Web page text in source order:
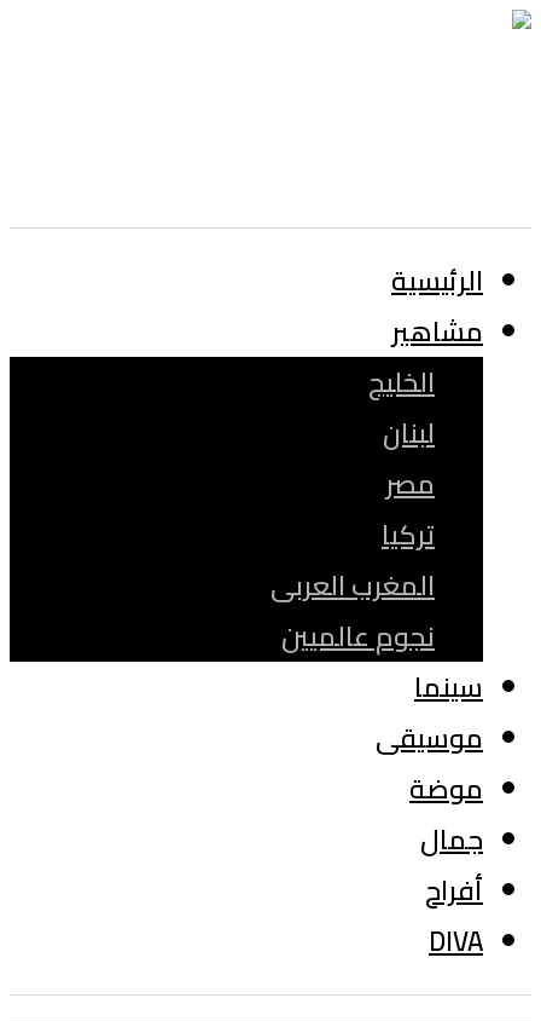
الرئيسية
مشاهير
الخليج
لبنان
مصر
تركيا
المغرب العربى
نجوم عالميين
سينما
موسيقى
موضة
جمال
أفراح
DIVA